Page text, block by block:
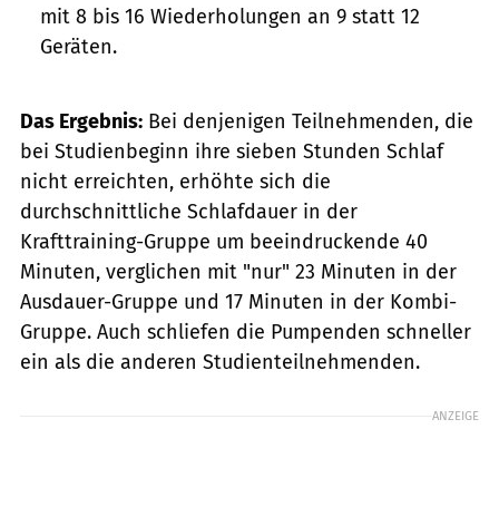
mit 8 bis 16 Wiederholungen an 9 statt 12
Geräten.
Das Ergebnis: Bei denjenigen Teilnehmenden, die
bei Studienbeginn ihre sieben Stunden Schlaf
nicht erreichten, erhöhte sich die
durchschnittliche Schlafdauer in der
Krafttraining-Gruppe um beeindruckende 40
Minuten, verglichen mit "nur" 23 Minuten in der
Ausdauer-Gruppe und 17 Minuten in der Kombi-
Gruppe. Auch schliefen die Pumpenden schneller
ein als die anderen Studienteilnehmenden.
ANZEIGE